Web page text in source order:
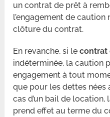
un contrat de prêt à
l’engagement de caution
clôture du contrat.
En revanche, si lecontrat
indéterminée, la caution
engagement à tout
que pour les dettes nées
cas d’un bail de
prend effet au terme du